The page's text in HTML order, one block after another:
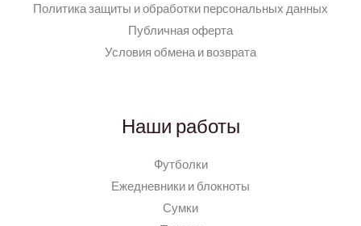
Политика защиты и обработки персональных данных
Публичная оферта
Условия обмена и возврата
Наши работы
Футболки
Ежедневники и блокноты
Сумки